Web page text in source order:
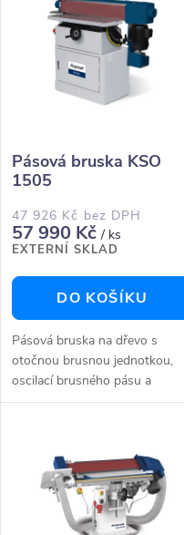
p
r
o
d
u
k
Abecedně
s
p
r
o
d
u
Pásová bruska KSO
1505
47 926 Kč bez DPH
57 990 Kč/ ks
EXTERNÍ SKLAD
DO KOŠÍKU
Pásová bruska na dřevo s
otočnou brusnou jednotkou,
oscilací brusného pásu a
nástavcem pro brusné válečky